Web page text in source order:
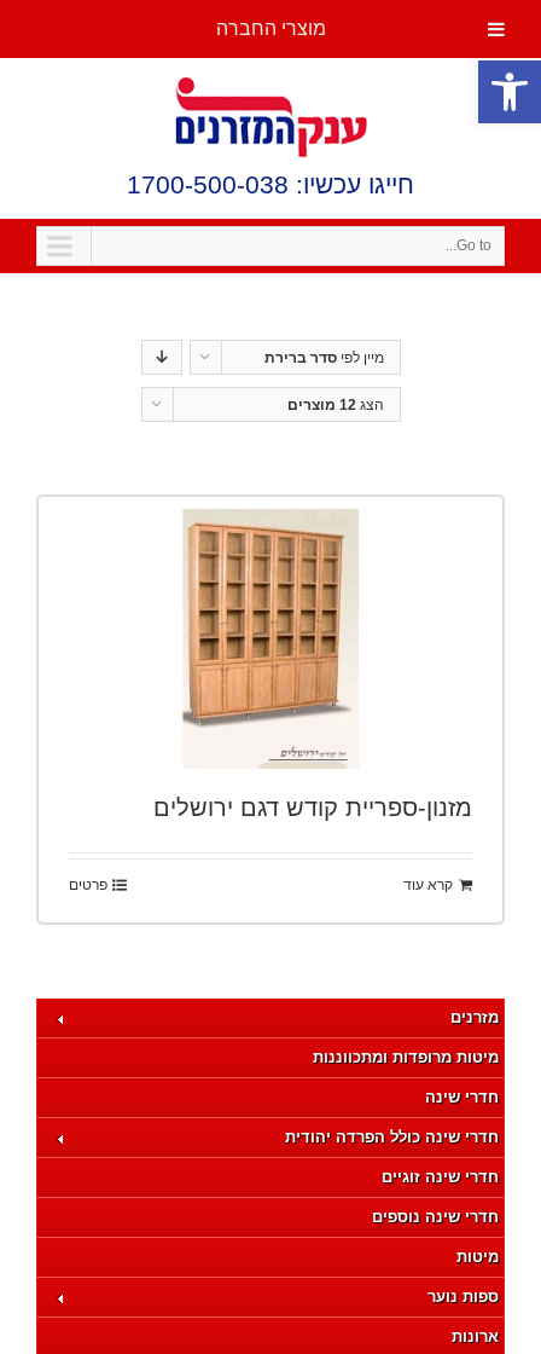
פתח סרגל נגישות
חייגו עכשיו: 1700-500-038
Go to...
מיין לפיסדר ברירת
מחדל
הצג12 מוצרים
מזנון-ספריית קודש דגם ירושלים
קרא עוד פרטים
מזרנים
מיטות מרופדות ומתכווננות
חדרי שינה
חדרי שינה כולל הפרדה יהודית
חדרי שינה זוגיים
חדרי שינה נוספים
מיטות
ספות נוער
ארונות
מוצרי החברה